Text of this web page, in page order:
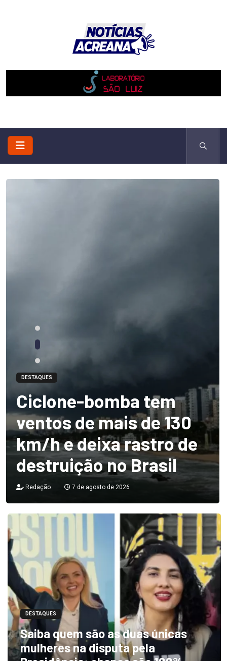
DESTAQUES
Ciclone-bomba tem
ventos de mais de 130
km/h e deixa rastro de
destruição no Brasil
Redação 7 de agosto de 2026
DESTAQUES
Saiba quem são as duas únicas
mulheres na disputa pela